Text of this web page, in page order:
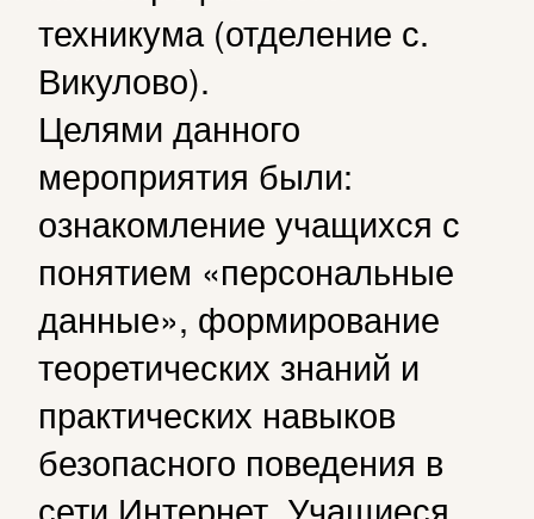
техникума (отделение с.
Викулово).
Целями данного
мероприятия были:
ознакомление учащихся с
понятием «персональные
данные», формирование
теоретических знаний и
практических навыков
безопасного поведения в
сети Интернет. Учащиеся